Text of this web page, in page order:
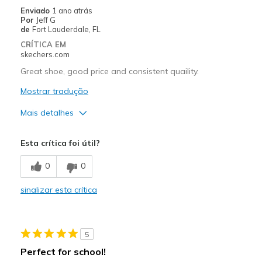
Width
Sizing
View On Shoes
I'm Into Shoes
Enviado 1 ano atrás
Por Jeff G
de Fort Lauderdale, FL
CRÍTICA EM
skechers.com
Great shoe, good price and consistent quaility.
Mostrar tradução
Mais detalhes
Durable
Esta crítica foi útil?
0 0
sinalizar esta crítica
5
Perfect for school!